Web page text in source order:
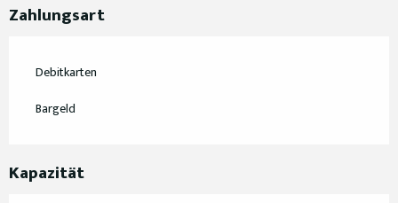
Zahlungsart
Debitkarten
Bargeld
Kapazität